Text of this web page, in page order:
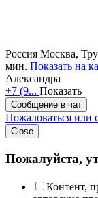
Россия Москва,
мин. Показать на
Александра
+7 (9... Показать
Сообщение в чат
Пожаловаться или
Close
Пожалуйста,
Контент,